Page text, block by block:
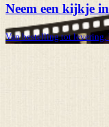
Neem een kijkje
Van bestelling tot